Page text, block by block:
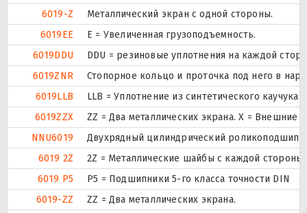
6019-Z
Металлический экран с одной стороны.
6019EE
Е = Увеличенная грузоподъемность.
6019DDU
DDU = резиновые уплотнения на каждой
6019ZNR
Стопорное кольцо и проточка под него в
6019LLB
LLB = Уплотнение из синтетического каучука
6019ZZX
ZZ = Два металлических экрана. X =
NNU6019
Двухрядный цилиндрический
6019 2Z
2Z = Металлические шайбы с каждой
6019 P5
P5 = Подшипники 5-го класса точности DIN
6019-ZZ
ZZ = Два металлических экрана.